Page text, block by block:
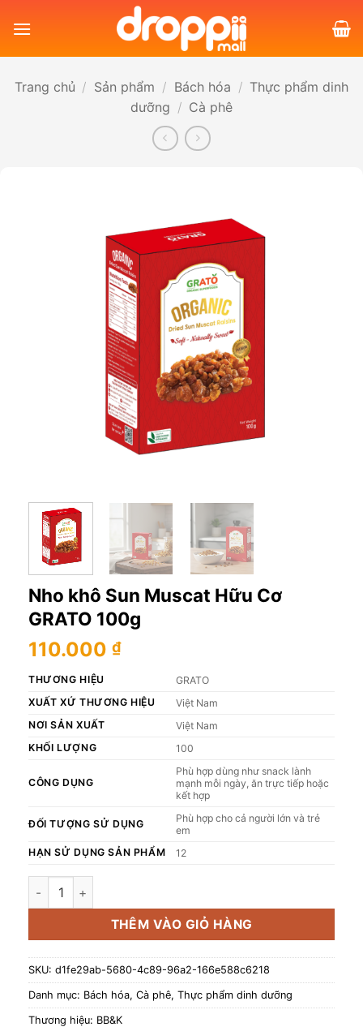
qua
Trang chủ / Sản phẩm / Bách hóa / Thực phẩm dinh
dưỡng / Cà phê
Nho khô Sun Muscat Hữu Cơ
GRATO 100g
110.000 ₫
THƯƠNG HIỆU
GRATO
XUẤT XỨ THƯƠNG HIỆU
Việt Nam
NƠI SẢN XUẤT
Việt Nam
KHỐI LƯỢNG
100
CÔNG DỤNG
Phù hợp dùng như snack lành
mạnh mỗi ngày, ăn trực tiếp hoặc
kết hợp
ĐỐI TƯỢNG SỬ DỤNG
Phù hợp cho cả người lớn và trẻ
em
HẠN SỬ DỤNG SẢN PHẨM
12
Nho khô Sun Muscat Hữu Cơ GRATO 100g số lượng
THÊM VÀO GIỎ HÀNG
SKU: d1fe29ab-5680-4c89-96a2-166e588c6218
Danh mục: Bách hóa, Cà phê, Thực phẩm dinh dưỡng
Thương hiệu: BB&K